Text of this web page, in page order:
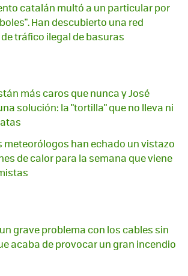
catalán multó a un particular por
Han descubierto una red
tráfico ilegal de basuras
más caros que nunca y José
solución: la "tortilla" que no lleva ni
meteorólogos han echado un vistazo
de calor para la semana que viene
grave problema con los cables sin
acaba de provocar un gran incendio